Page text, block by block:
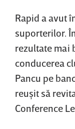
Rapid a avut
suporterilor.
rezultate mai
conducerea
Pancu pe
reuşit să
Conference